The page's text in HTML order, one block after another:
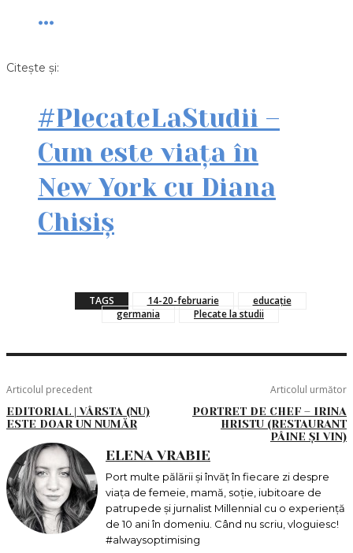
…
Citește și:
#PlecateLaStudii –
Cum este viața în
New York cu Diana
Chisiș
TAGS 14-20-februarie
educație
germania
Plecate la studii
Articolul precedent
EDITORIAL | VÂRSTA (NU)
ESTE DOAR UN NUMĂR
Articolul următor
PORTRET DE CHEF – IRINA
HRISTU (RESTAURANT
PÂINE ȘI VIN)
ELENA VRABIE
Port multe pălării și învăț în fiecare zi despre
viața de femeie, mamă, soție, iubitoare de
patrupede și jurnalist Millennial cu o experiență
de 10 ani în domeniu. Când nu scriu, vloguiesc!
#alwaysoptimising